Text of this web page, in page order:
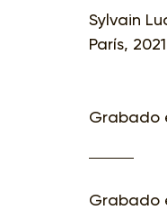
Sylvain
París, 2021
Grabado
Grabado